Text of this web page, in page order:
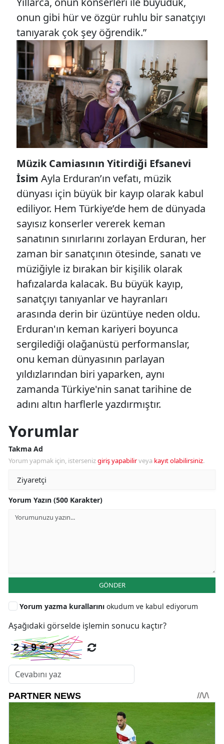
onun gibi hür ve özgür ruhlu bir sanatçıyı
tanıyarak çok şey öğrendik.”
Müzik Camiasının Yitirdiği Efsanevi
İsim Ayla Erduran’ın vefatı, müzik
dünyası için büyük bir kayıp olarak kabul
ediliyor. Hem Türkiye’de hem de dünyada
sayısız konserler vererek keman
sanatının sınırlarını zorlayan Erduran, her
zaman bir sanatçının ötesinde, sanatı ve
müziğiyle iz bırakan bir kişilik olarak
hafızalarda kalacak. Bu büyük kayıp,
sanatçıyı tanıyanlar ve hayranları
arasında derin bir üzüntüye neden oldu.
Erduran'ın keman kariyeri boyunca
sergilediği olağanüstü performanslar,
onu keman dünyasının parlayan
yıldızlarından biri yaparken, aynı
zamanda Türkiye'nin sanat tarihine de
adını altın harflerle yazdırmıştır.
Yorumlar
Takma Ad
Yorum yapmak için, istersenizgiriş yapabilirveya kayıt olabilirsiniz.
Yorum Yazın (500 Karakter)
GÖNDER
Yorum yazma kurallarını okudum ve kabul ediyorum
Aşağıdaki görselde işlemin sonucu kaçtır?